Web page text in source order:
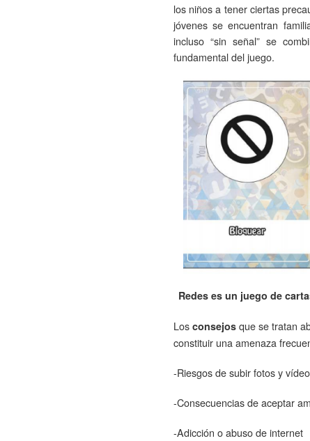
los niños a tener ciertas
jóvenes se encuentran
incluso “sin señal” se
fundamental del juego.
Redes es un juego de
Los consejos que se tratan
constituir una amenaza
-Riesgos de subir fotos y
-Consecuencias de aceptar
-Adicción o abuso de internet